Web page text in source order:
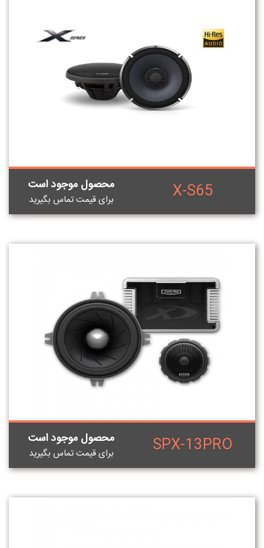
X-S65 محصول موجود است
برای قيمت تماس بگيريد
SPX-13PRO محصول موجود است
برای قيمت تماس بگيريد